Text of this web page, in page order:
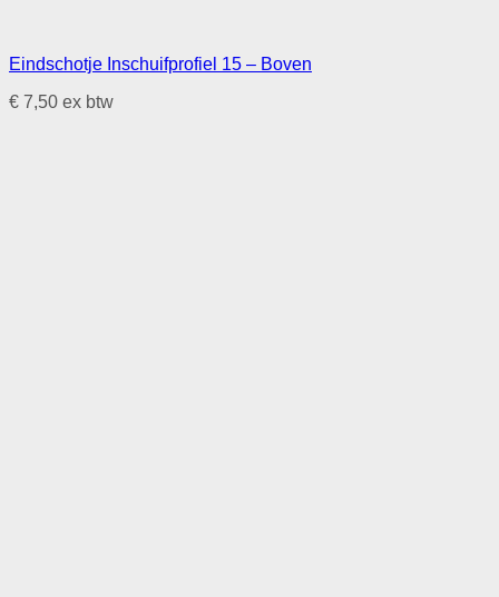
Eindschotje Inschuifprofiel 15 – Boven
€ 7,50 ex btw